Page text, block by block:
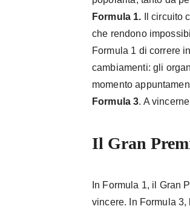
Formula 1. Il circuito
che rendono
Formula 1 di correre
cambiamenti: gli
momento
Formula 3. A
Il Gran
In Formula 1, il Gran
vincere. In Formula